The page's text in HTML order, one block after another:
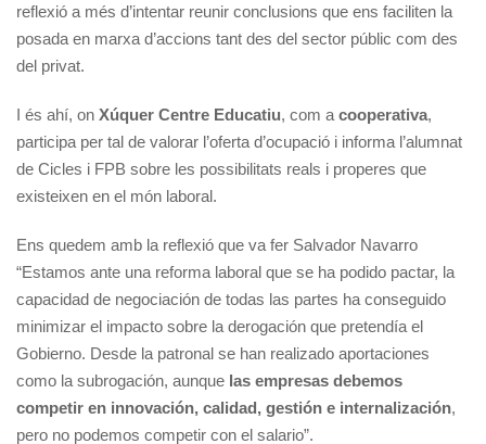
reflexió a més d’intentar reunir conclusions que ens faciliten la
posada en marxa d’accions tant des del sector públic com des
del privat.
I és ahí, on Xúquer Centre Educatiu, com a cooperativa,
participa per tal de valorar l’oferta d’ocupació i informa l’alumnat
de Cicles i FPB sobre les possibilitats reals i properes que
existeixen en el món laboral.
Ens quedem amb la reflexió que va fer Salvador Navarro
“Estamos ante una reforma laboral que se ha podido pactar, la
capacidad de negociación de todas las partes ha conseguido
minimizar el impacto sobre la derogación que pretendía el
Gobierno. Desde la patronal se han realizado aportaciones
como la subrogación, aunque las empresas debemos
competir en innovación, calidad, gestión e internalización,
pero no podemos competir con el salario”.